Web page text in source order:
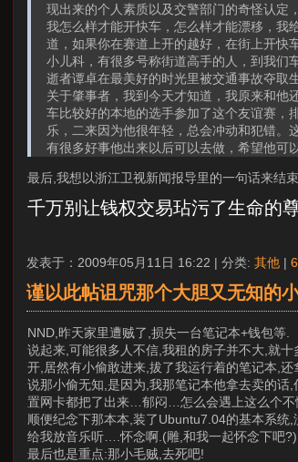
现出来的个人素质以及交警部门的奇怪认定
我怎么样才能开快车，怎么样才能漂移，我
道，如果你在赛道上开的越好，在街上开快
小儿科，有很多号称街道高手的人，到我们
逝者谭卓在最美好的时光里被交通事故夺取
关于肇事者，我到今天才知道，我原来和他
车比较好的本地的选手参加了这个友谊赛，
乐，二来因为他很年轻，总会冲动和犯错
有很多好事他出来以后可以去做，希望他可
最后,我想以浙江卫视新闻报导里的一句话来结
千万别让钱权交易玷污了生命的尊
发表于：2009年05月11日 16:22 | 分类: 其他 |
谨以此帖诅咒那个大胆又无知的
NND,昨天家里遭贼了,损失一台笔记本+钱包等.
说起来,可能很多人不信,我租的房子并不大,就
开,居然有小偷敢进来,拔了我运行着的笔记本,
说那小偷无知,是因为,我那笔记本他拿去卖的
置网卡都把了出来…郁闷…怎么会遇上这么个不
顺便纪念下那本本,装了Ubuntu7.04的基本系
给我放音乐听….怀念啊.(雕,和我一起怀念下吧?)
最后也是重点:那小毛贼,去死吧!